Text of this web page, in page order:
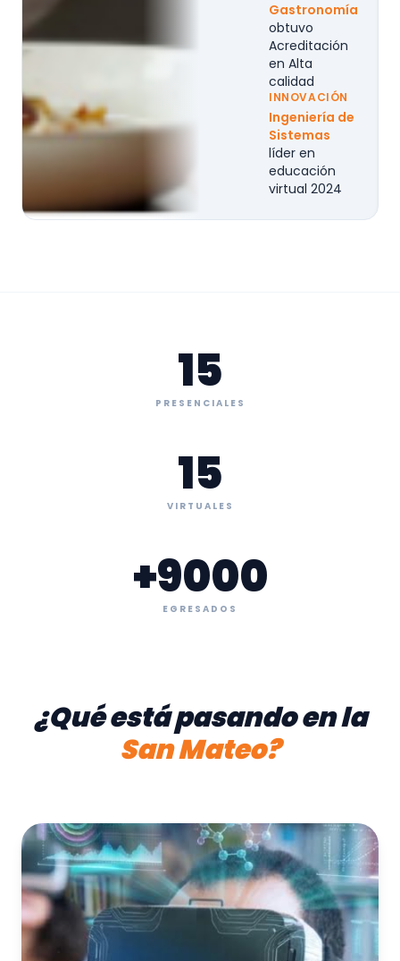
Gastronomía
obtuvo
Acreditación
en Alta
calidad
INNOVACIÓN
Ingeniería de
Sistemas
líder en
educación
virtual 2024
15
PRESENCIALES
15
VIRTUALES
+9000
EGRESADOS
¿Qué está pasando en la
San Mateo?